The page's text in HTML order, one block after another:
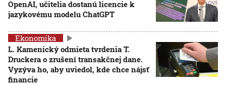
OpenAI, učitelia dostanú licencie k
jazykovému modelu ChatGPT
Ekonomika
L. Kamenický odmieta tvrdenia T.
Druckera o zrušení transakčnej dane.
Vyzýva ho, aby uviedol, kde chce nájsť
financie